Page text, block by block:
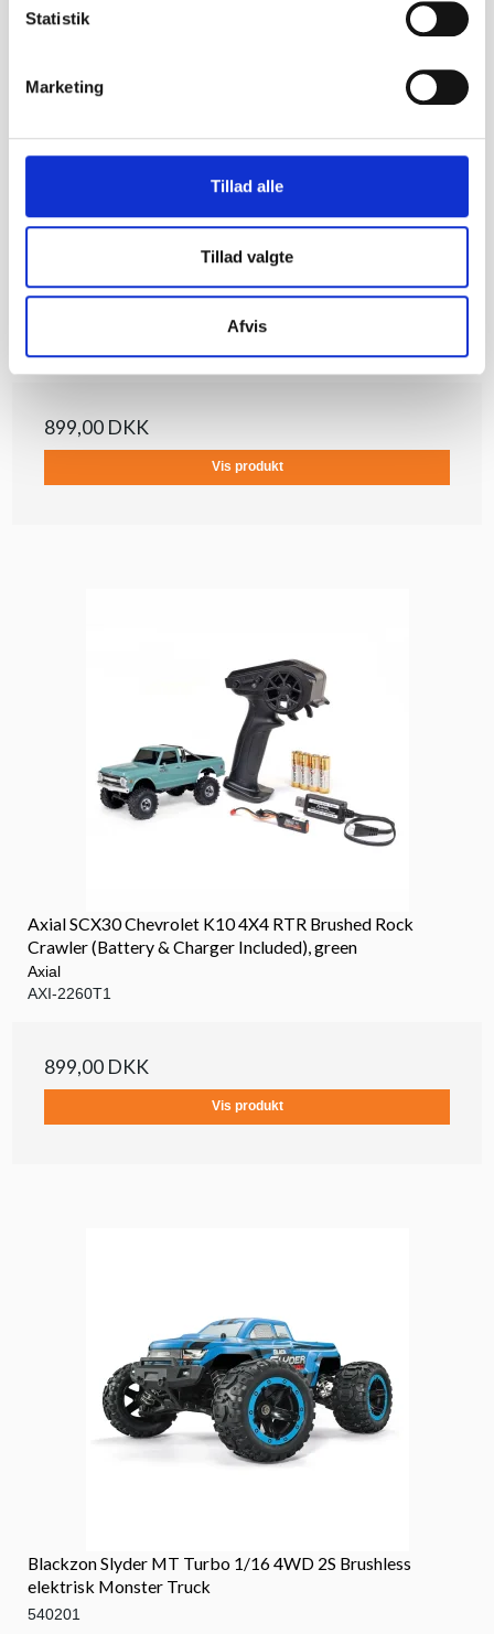
Statistik
Marketing
Tillad alle
Tillad valgte
Afvis
Axial 1/30 SCX30 Jeep Wrangler JLU 4X4 RTR Brushed
AXI-2261T2
899,00 DKK
Vis produkt
Axial SCX30 Chevrolet K10 4X4 RTR Brushed Rock
Crawler (Battery & Charger Included), green
Axial
AXI-2260T1
899,00 DKK
Vis produkt
Blackzon Slyder MT Turbo 1/16 4WD 2S Brushless
elektrisk Monster Truck
540201